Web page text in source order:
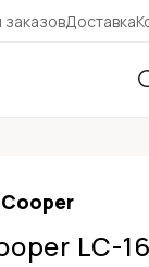
заказовДоставка
LC-